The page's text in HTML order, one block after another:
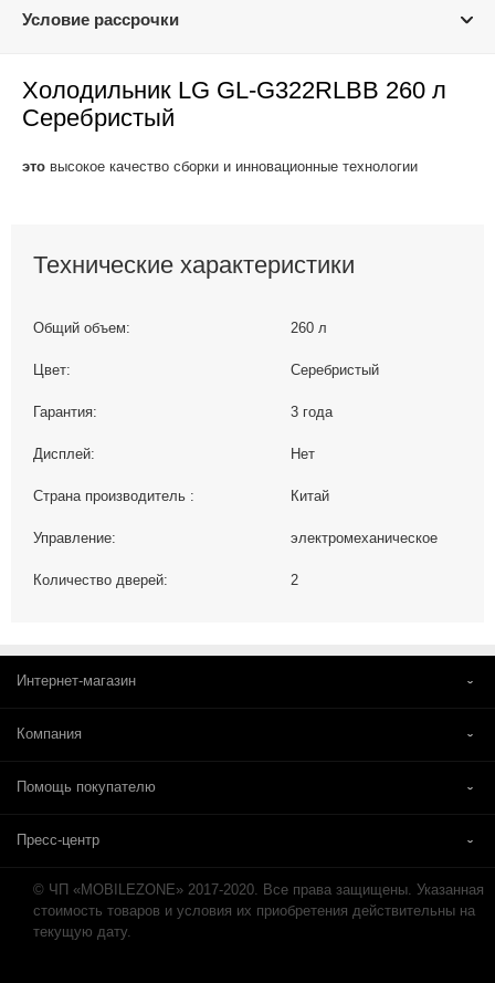
Условие рассрочки
Холодильник LG GL-G322RLBB 260 л
Серебристый
это высокое качество сборки и инновационные технологии
Технические характеристики
Общий объем: 260 л
Цвет: Серебристый
Гарантия: 3 года
Дисплей: Нет
Страна производитель : Китай
Управление: электромеханическое
Количество дверей: 2
Интернет-магазин
Компания
Помощь покупателю
Пресс-центр
© ЧП «MOBILEZONE» 2017-2020. Все права защищены. Указанная
стоимость товаров и условия их приобретения действительны на
текущую дату.